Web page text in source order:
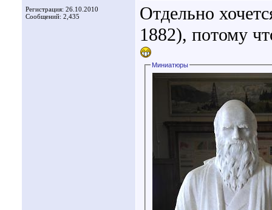
Регистрация: 26.10.2010
Сообщений: 2,435
Отдельно
1882), потому
Миниатюры